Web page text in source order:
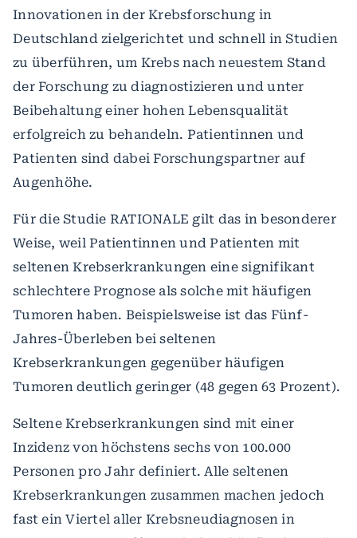
Innovationen in der Krebsforschung in
Deutschland zielgerichtet und schnell in Studien
zu überführen, um Krebs nach neuestem Stand
der Forschung zu diagnostizieren und unter
Beibehaltung einer hohen Lebensqualität
erfolgreich zu behandeln. Patientinnen und
Patienten sind dabei Forschungspartner auf
Augenhöhe.
Für die Studie RATIONALE gilt das in besonderer
Weise, weil Patientinnen und Patienten mit
seltenen Krebserkrankungen eine signifikant
schlechtere Prognose als solche mit häufigen
Tumoren haben. Beispielsweise ist das Fünf-
Jahres-Überleben bei seltenen
Krebserkrankungen gegenüber häufigen
Tumoren deutlich geringer (48 gegen 63 Prozent).
Seltene Krebserkrankungen sind mit einer
Inzidenz von höchstens sechs von 100.000
Personen pro Jahr definiert. Alle seltenen
Krebserkrankungen zusammen machen jedoch
fast ein Viertel aller Krebsneudiagnosen in